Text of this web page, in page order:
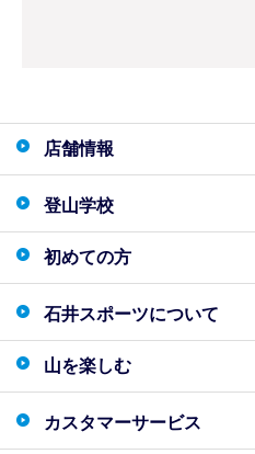
店舗情報
登山学校
初めての方
石井スポーツについて
山を楽しむ
カスタマーサービス